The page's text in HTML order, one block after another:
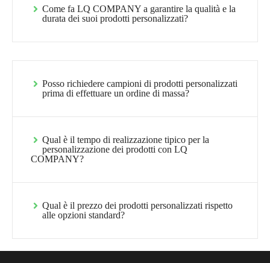
Come fa LQ COMPANY a garantire la qualità e la
durata dei suoi prodotti personalizzati?
Posso richiedere campioni di prodotti personalizzati
prima di effettuare un ordine di massa?
Qual è il tempo di realizzazione tipico per la
personalizzazione dei prodotti con LQ
COMPANY?
Qual è il prezzo dei prodotti personalizzati rispetto
alle opzioni standard?